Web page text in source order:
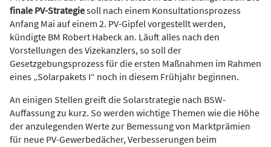
finale PV-Strategiesoll nach einem Konsultationsprozess
Anfang Mai auf einem 2. PV-Gipfel vorgestellt werden,
kündigte BM Robert Habeck an. Läuft alles nach den
Vorstellungen des Vizekanzlers, so soll der
Gesetzgebungsprozess für die ersten Maßnahmen im Rahmen
eines „Solarpakets I“ noch in diesem Frühjahr beginnen.
An einigen Stellen greift die Solarstrategie nach BSW-
Auffassung zu kurz. So werden wichtige Themen wie die Höhe
der anzulegenden Werte zur Bemessung von Marktprämien
für neue PV-Gewerbedächer, Verbesserungen beim